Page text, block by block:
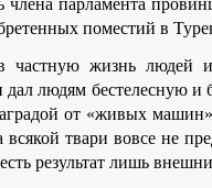
парламента
поместий в
частную жизнь людей
дал людям бестелесную и
от «живых
твари вовсе не
результат лишь